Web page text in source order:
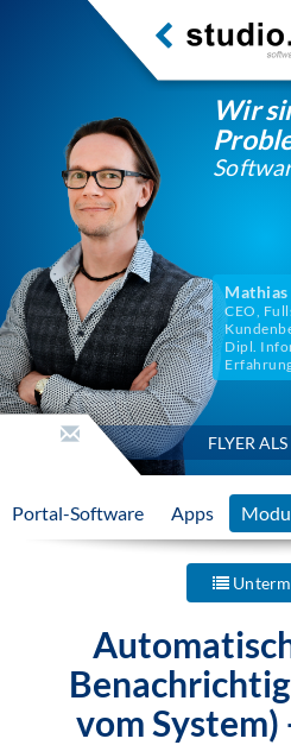
Wir
CEO,
Dipl.
FLYER
Portal-Software Apps
vom